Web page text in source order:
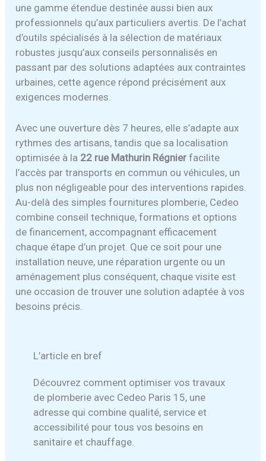
une gamme étendue destinée aussi bien aux
professionnels qu’aux particuliers avertis. De l’achat
d’outils spécialisés à la sélection de matériaux
robustes jusqu’aux conseils personnalisés en
passant par des solutions adaptées aux contraintes
urbaines, cette agence répond précisément aux
exigences modernes.
Avec une ouverture dès 7 heures, elle s’adapte aux
rythmes des artisans, tandis que sa localisation
optimisée à la 22 rue Mathurin Régnier facilite
l’accès par transports en commun ou véhicules, un
plus non négligeable pour des interventions rapides.
Au-delà des simples fournitures plomberie, Cedeo
combine conseil technique, formations et options
de financement, accompagnant efficacement
chaque étape d’un projet. Que ce soit pour une
installation neuve, une réparation urgente ou un
aménagement plus conséquent, chaque visite est
une occasion de trouver une solution adaptée à vos
besoins précis.
L’article en bref
Découvrez comment optimiser vos travaux
de plomberie avec Cedeo Paris 15, une
adresse qui combine qualité, service et
accessibilité pour tous vos besoins en
sanitaire et chauffage.